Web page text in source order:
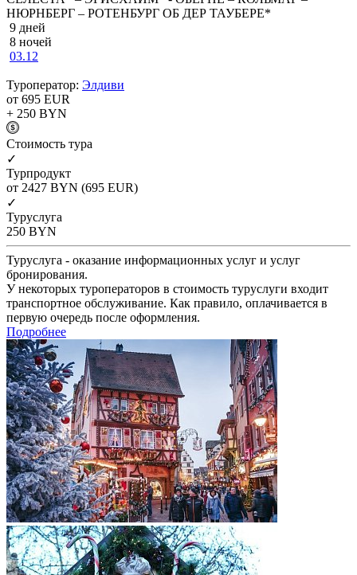
НЮРНБЕРГ – РОТЕНБУРГ ОБ ДЕР ТАУБЕРЕ*
9 дней
8 ночей
03.12
Туроператор: Элдиви
от 695 EUR
+ 250 BYN
Cтоимость тура
✓
Турпродукт
от 2427 BYN (695 EUR)
✓
Туруслуга
250 BYN
Туруслуга - оказание информационных услуг и услуг
бронирования.
У некоторых туроператоров в стоимость туруслуги входит
транспортное обслуживание. Как правило, оплачивается в
первую очередь после оформления.
Подробнее